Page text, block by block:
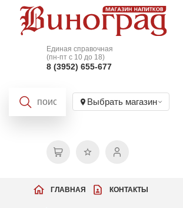
Единая справочная
(пн-пт с 10 до 18)
8 (3952) 655-677
Выбрать магазин
ГЛАВНАЯ КОНТАКТЫ